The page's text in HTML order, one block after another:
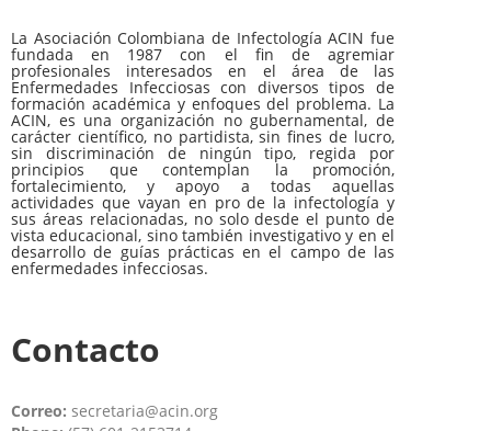
La Asociación Colombiana de Infectología ACIN fue
fundada en 1987 con el fin de agremiar
profesionales interesados en el área de las
Enfermedades Infecciosas con diversos tipos de
formación académica y enfoques del problema. La
ACIN, es una organización no gubernamental, de
carácter científico, no partidista, sin fines de lucro,
sin discriminación de ningún tipo, regida por
principios que contemplan la promoción,
fortalecimiento, y apoyo a todas aquellas
actividades que vayan en pro de la infectología y
sus áreas relacionadas, no solo desde el punto de
vista educacional, sino también investigativo y en el
desarrollo de guías prácticas en el campo de las
enfermedades infecciosas.
Contacto
Correo: secretaria@acin.org